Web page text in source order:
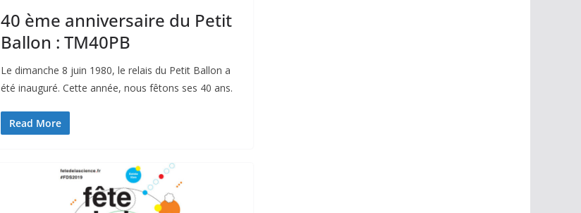
40 ème anniversaire du Petit
Ballon : TM40PB
Le dimanche 8 juin 1980, le relais du Petit Ballon a
été inauguré. Cette année, nous fêtons ses 40 ans.
Read More